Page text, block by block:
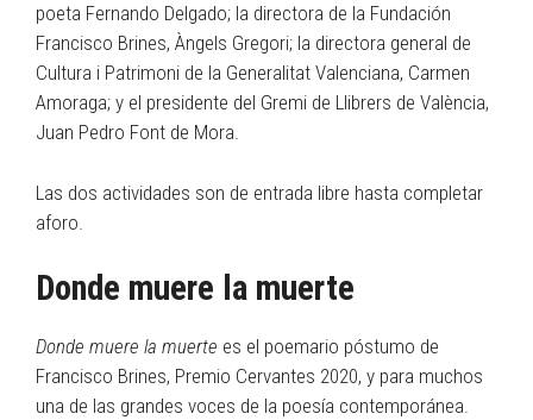
poeta Fernando Delgado; la directora de la Fundación
Francisco Brines, Àngels Gregori; la directora general de
Cultura i Patrimoni de la Generalitat Valenciana, Carmen
Amoraga; y el presidente del Gremi de Llibrers de València,
Juan Pedro Font de Mora.
Las dos actividades son de entrada libre hasta completar
aforo.
Donde muere la muerte
Donde muere la muerte es el poemario póstumo de
Francisco Brines, Premio Cervantes 2020, y para muchos
una de las grandes voces de la poesía contemporánea.